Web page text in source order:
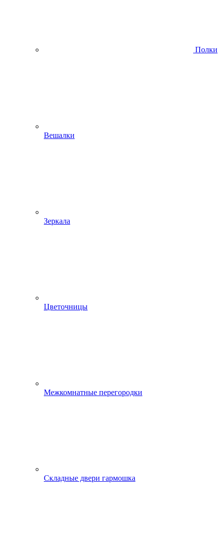
Полки
Вешалки
Зеркала
Цветочницы
Межкомнатные перегородки
Складные двери гармошка